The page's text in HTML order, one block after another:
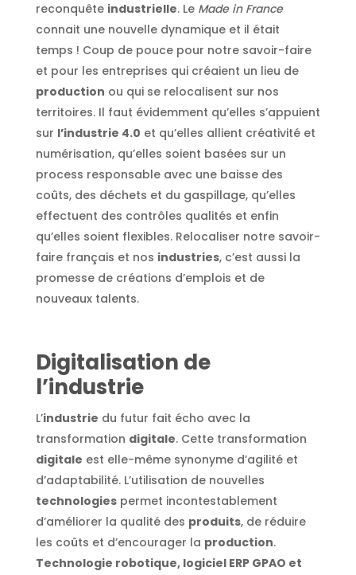
reconquête industrielle. Le Made in France
connait une nouvelle dynamique et il était
temps ! Coup de pouce pour notre savoir-faire
et pour les entreprises qui créaient un lieu de
production ou qui se relocalisent sur nos
territoires. Il faut évidemment qu’elles s’appuient
sur l’industrie 4.0 et qu’elles allient créativité et
numérisation, qu’elles soient basées sur un
process responsable avec une baisse des
coûts, des déchets et du gaspillage, qu’elles
effectuent des contrôles qualités et enfin
qu’elles soient flexibles. Relocaliser notre savoir-
faire français et nos industries, c’est aussi la
promesse de créations d’emplois et de
nouveaux talents.
Digitalisation de
l’industrie
L’industrie du futur fait écho avec la
transformation digitale. Cette transformation
digitale est elle-même synonyme d’agilité et
d’adaptabilité. L’utilisation de nouvelles
technologiespermet incontestablement
d’améliorer la qualité des produits, de réduire
les coûts et d’encourager la production.
Technologie robotique, logiciel ERP GPAO et